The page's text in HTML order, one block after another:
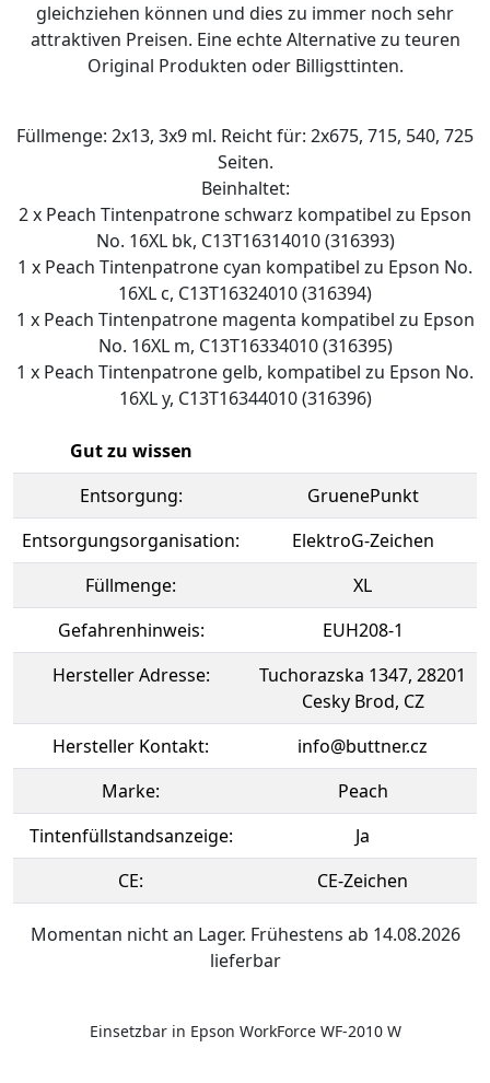
gleichziehen können und dies zu immer noch sehr
attraktiven Preisen. Eine echte Alternative zu teuren
Original Produkten oder Billigsttinten.
Füllmenge: 2x13, 3x9 ml. Reicht für: 2x675, 715, 540, 725
Seiten.
Beinhaltet:
2 x Peach Tintenpatrone schwarz kompatibel zu Epson
No. 16XL bk, C13T16314010 (316393)
1 x Peach Tintenpatrone cyan kompatibel zu Epson No.
16XL c, C13T16324010 (316394)
1 x Peach Tintenpatrone magenta kompatibel zu Epson
No. 16XL m, C13T16334010 (316395)
1 x Peach Tintenpatrone gelb, kompatibel zu Epson No.
16XL y, C13T16344010 (316396)
Gut zu wissen
Entsorgung:
GruenePunkt
Entsorgungsorganisation:
ElektroG-Zeichen
Füllmenge:
XL
Gefahrenhinweis:
EUH208-1
Hersteller Adresse:
Tuchorazska 1347, 28201
Cesky Brod, CZ
Hersteller Kontakt:
info@buttner.cz
Marke:
Peach
Tintenfüllstandsanzeige:
Ja
CE:
CE-Zeichen
Momentan nicht an Lager. Frühestens ab 14.08.2026
lieferbar
Einsetzbar in Epson WorkForce WF-2010 W